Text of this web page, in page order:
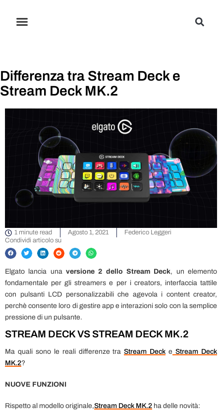
Differenza tra Stream Deck e
Stream Deck MK.2
1 minute read Agosto 1, 2021
Federico Leggeri
Condividi articolo su
Elgato lancia una versione 2 dello Stream Deck, un elemento
fondamentale per gli streamers e per i creators, interfaccia tattile
con pulsanti LCD personalizzabili che agevola i content creator,
perchè consente loro di gestire app e interazioni solo con la semplice
pressione di un pulsante.
STREAM DECK VS STREAM DECK MK.2
Ma quali sono le reali differenze traStream Deck e Stream Deck
MK.2?
NUOVE FUNZIONI
Rispetto al modello originale,Stream Deck MK.2 ha delle novità: